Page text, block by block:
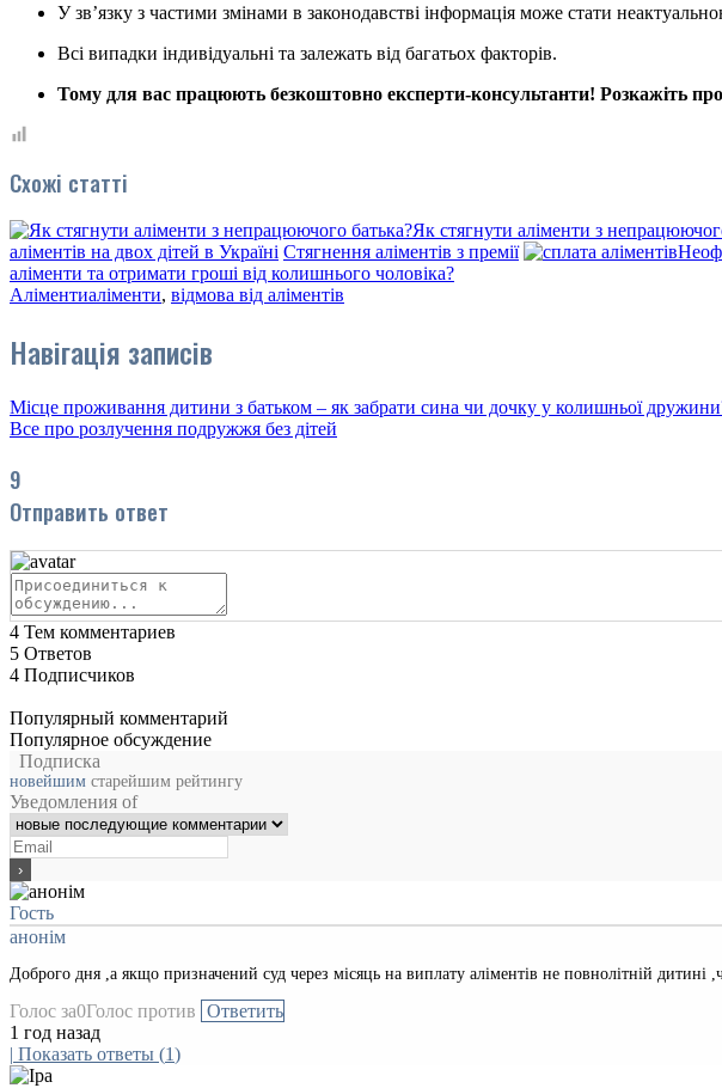
У зв’язку з частими змінами в законодавстві інформація може стати
Всі випадки індивідуальні та залежать від багатьох факторів.
Тому для вас працюють безкоштовно експерти-консультанти! Розкажіть
Схожі статті
Як стягнути аліменти з
аліментів на двох дітей в Україні Стягнення аліментів з премії
аліменти та отримати гроші від колишнього чоловіка?
Аліментиаліменти, відмова від аліментів
Навігація записів
Місце проживання дитини з батьком – як забрати сина чи дочку у колишньої
Все про розлучення подружжя без дітей
9
Отправить ответ
4 Тем комментариев
5 Ответов
4 Подписчиков
Популярный комментарий
Популярное обсуждение
Подписка
новейшим старейшим рейтингу
Уведомления of
Гость
анонім
Доброго дня ,а якщо призначений суд через місяць на виплату аліментів не повнолітній
Голос за0Голос против Ответить
1 год назад
| Показать ответы (1)